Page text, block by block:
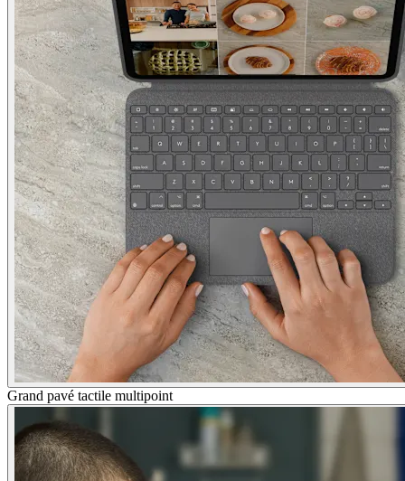
Grand pavé tactile multipoint